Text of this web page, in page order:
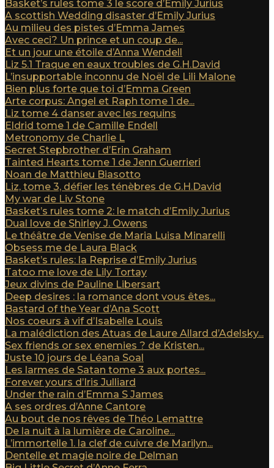
Basket’s rules tome 3 le score d’Emily Jurius
A scottish Wedding disaster d’Emily Jurius
Au milieu des pistes d’Emma James
Avec ceci? Un prince et un coup de...
Et un jour une étoile d’Anna Wendell
Liz 5.1 Traque en eaux troubles de G.H.David
L’insupportable inconnu de Noël de Lili Malone
Bien plus forte que toi d’Emma Green
Arte corpus: Angel et Raph tome 1 de...
Liz tome 4 danser avec les requins
Eldrid tome 1 de Camille Endell
Metronomy de Charlie L
Secret Stepbrother d’Erin Graham
Tainted Hearts tome 1 de Jenn Guerrieri
Noan de Matthieu Biasotto
Liz, tome 3, défier les ténèbres de G.H.David
My war de Liv Stone
Basket’s rules tome 2: le match d’Emily Jurius
Dual love de Shirley J. Owens
Le théâtre de Venise de Maria Luisa Minarelli
Obsess me de Laura Black
Basket’s rules: la Reprise d’Emily Jurius
Tatoo me love de Lily Tortay
Jeux divins de Pauline Libersart
Deep desires : la romance dont vous êtes...
Bastard of the Year d’Ana Scott
Nos coeurs à vif d’Isabelle Louis
La malédiction des Atuas de Laure Allard d’Adelsky...
Sex friends or sex enemies ? de Kristen...
Juste 10 jours de Léana Soal
Les larmes de Satan tome 3 aux portes...
Forever yours d’Iris Julliard
Under the rain d’Emma S James
A ses ordres d’Anne Cantore
Au bout de nos rêves de Théo Lemattre
De la nuit à la lumière de Caroline...
L’immortelle 1. la clef de cuivre de Marilyn...
Dentelle et magie noire de Delman